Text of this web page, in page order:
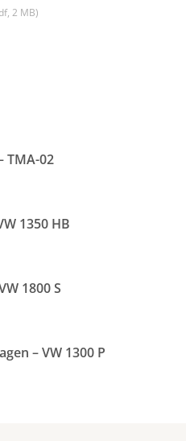
2 MB)
TMA-02
1350 HB
1800 S
– VW 1300 P